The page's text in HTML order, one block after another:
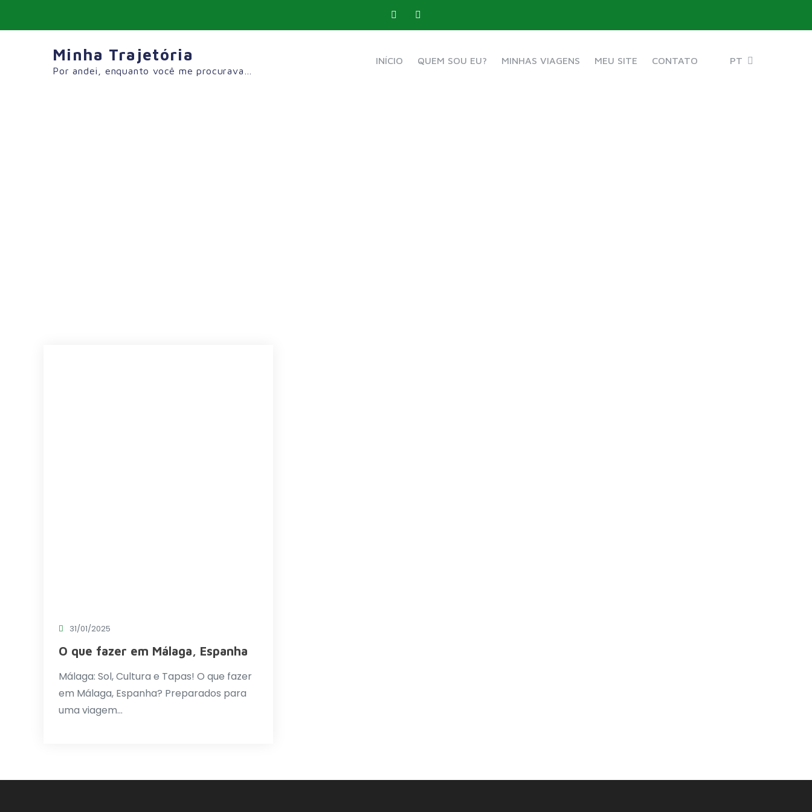
Minha Trajetória
Por andei, enquanto você me procurava…
INÍCIO QUEM SOU EU? MINHAS VIAGENS MEU SITE CONTATO PT
31/01/2025
O que fazer em Málaga, Espanha
Málaga: Sol, Cultura e Tapas! O que fazer
em Málaga, Espanha? Preparados para
uma viagem…